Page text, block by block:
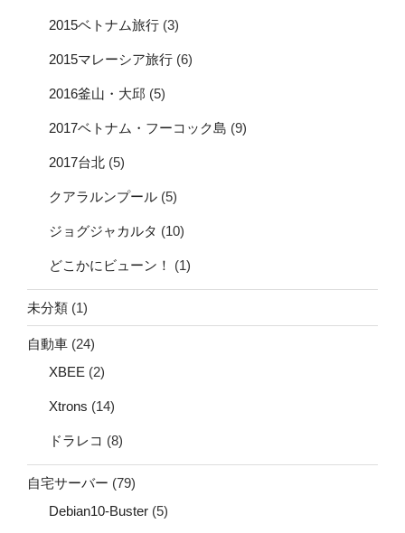
2015ベトナム旅行 (3)
2015マレーシア旅行 (6)
2016釜山・大邱 (5)
2017ベトナム・フーコック島 (9)
2017台北 (5)
クアラルンプール (5)
ジョグジャカルタ (10)
どこかにビューン！ (1)
未分類 (1)
自動車 (24)
XBEE (2)
Xtrons (14)
ドラレコ (8)
自宅サーバー (79)
Debian10-Buster (5)